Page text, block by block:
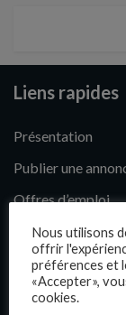
Liens rapides
Présentation
Publier une
Offres d’emploi
Questions
Blog
Contact
Nous utilisons
offrir
préférences et
«Accepter»,
cookies.